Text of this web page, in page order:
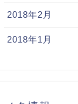
2018年2月
2018年1月